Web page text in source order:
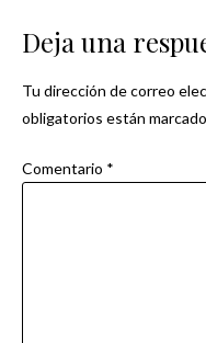
Deja una
Tu dirección de correo
obligatorios están
Comentario *